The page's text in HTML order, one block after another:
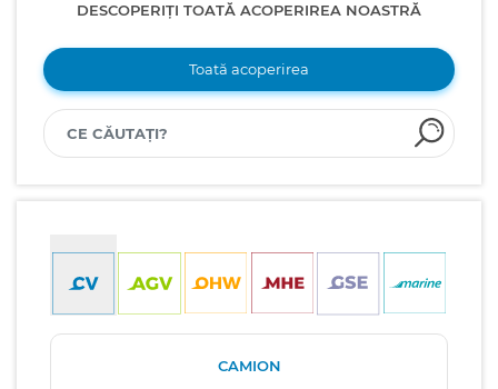
DESCOPERIȚI TOATĂ ACOPERIREA NOASTRĂ
Toată acoperirea
CAMION